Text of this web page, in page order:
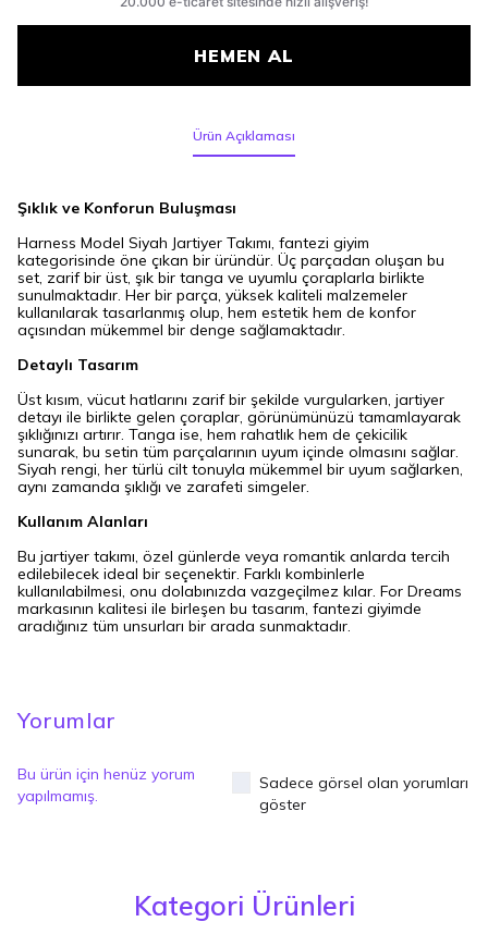
HEMEN AL
Ürün Açıklaması
Şıklık ve Konforun Buluşması
Harness Model Siyah Jartiyer Takımı, fantezi giyim
kategorisinde öne çıkan bir üründür. Üç parçadan oluşan bu
set, zarif bir üst, şık bir tanga ve uyumlu çoraplarla birlikte
sunulmaktadır. Her bir parça, yüksek kaliteli malzemeler
kullanılarak tasarlanmış olup, hem estetik hem de konfor
açısından mükemmel bir denge sağlamaktadır.
Detaylı Tasarım
Üst kısım, vücut hatlarını zarif bir şekilde vurgularken, jartiyer
detayı ile birlikte gelen çoraplar, görünümünüzü tamamlayarak
şıklığınızı artırır. Tanga ise, hem rahatlık hem de çekicilik
sunarak, bu setin tüm parçalarının uyum içinde olmasını sağlar.
Siyah rengi, her türlü cilt tonuyla mükemmel bir uyum sağlarken,
aynı zamanda şıklığı ve zarafeti simgeler.
Kullanım Alanları
Bu jartiyer takımı, özel günlerde veya romantik anlarda tercih
edilebilecek ideal bir seçenektir. Farklı kombinlerle
kullanılabilmesi, onu dolabınızda vazgeçilmez kılar. For Dreams
markasının kalitesi ile birleşen bu tasarım, fantezi giyimde
aradığınız tüm unsurları bir arada sunmaktadır.
Yorumlar
Bu ürün için henüz yorum
yapılmamış.
Sadece görsel olan yorumları
göster
Kategori Ürünleri